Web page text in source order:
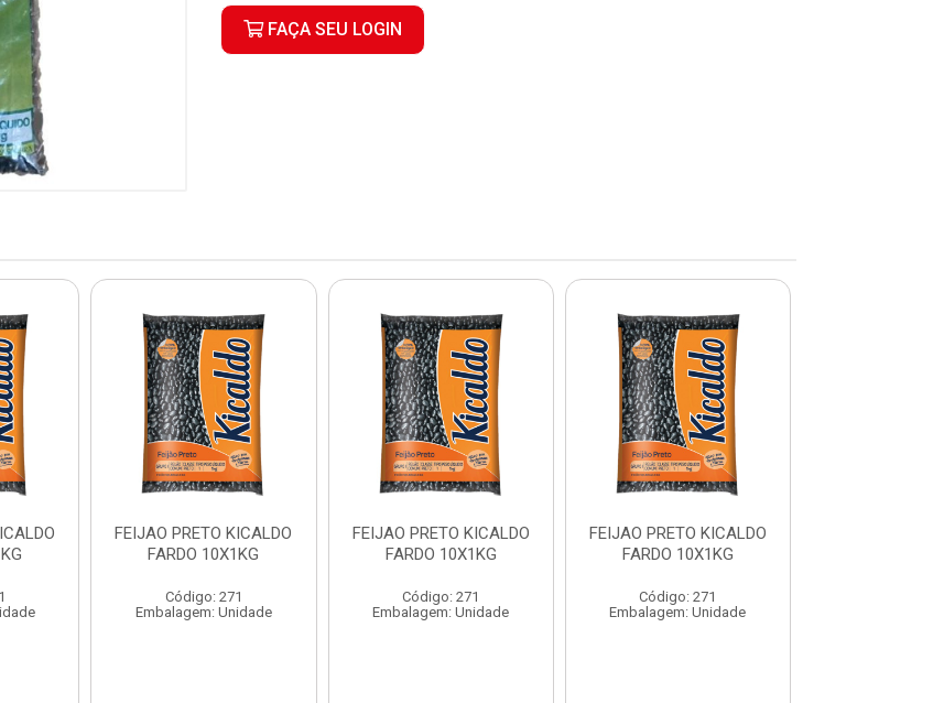
FAÇA SEU LOGIN
FEIJAO PRETO KICALDO
FARDO 10X1KG
Código: 271
Embalagem: Unidade
FEIJAO PRETO KICALDO
FARDO 10X1KG
Código: 271
Embalagem: Unidade
FEIJAO PRETO KICALDO
FARDO 10X1KG
Código: 271
Embalagem: Unidade